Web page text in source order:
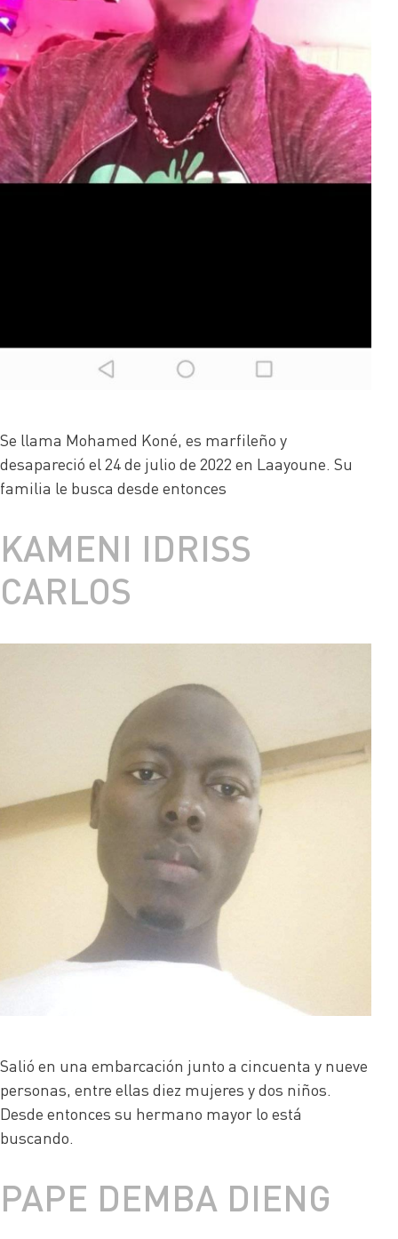
Se llama Mohamed Koné, es marfileño y
desapareció el 24 de julio de 2022 en Laayoune. Su
familia le busca desde entonces
KAMENI IDRISS
CARLOS
Salió en una embarcación junto a cincuenta y nueve
personas, entre ellas diez mujeres y dos niños.
Desde entonces su hermano mayor lo está
buscando.
PAPE DEMBA DIENG